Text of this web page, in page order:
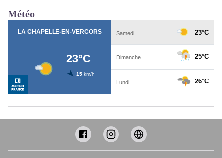
Météo